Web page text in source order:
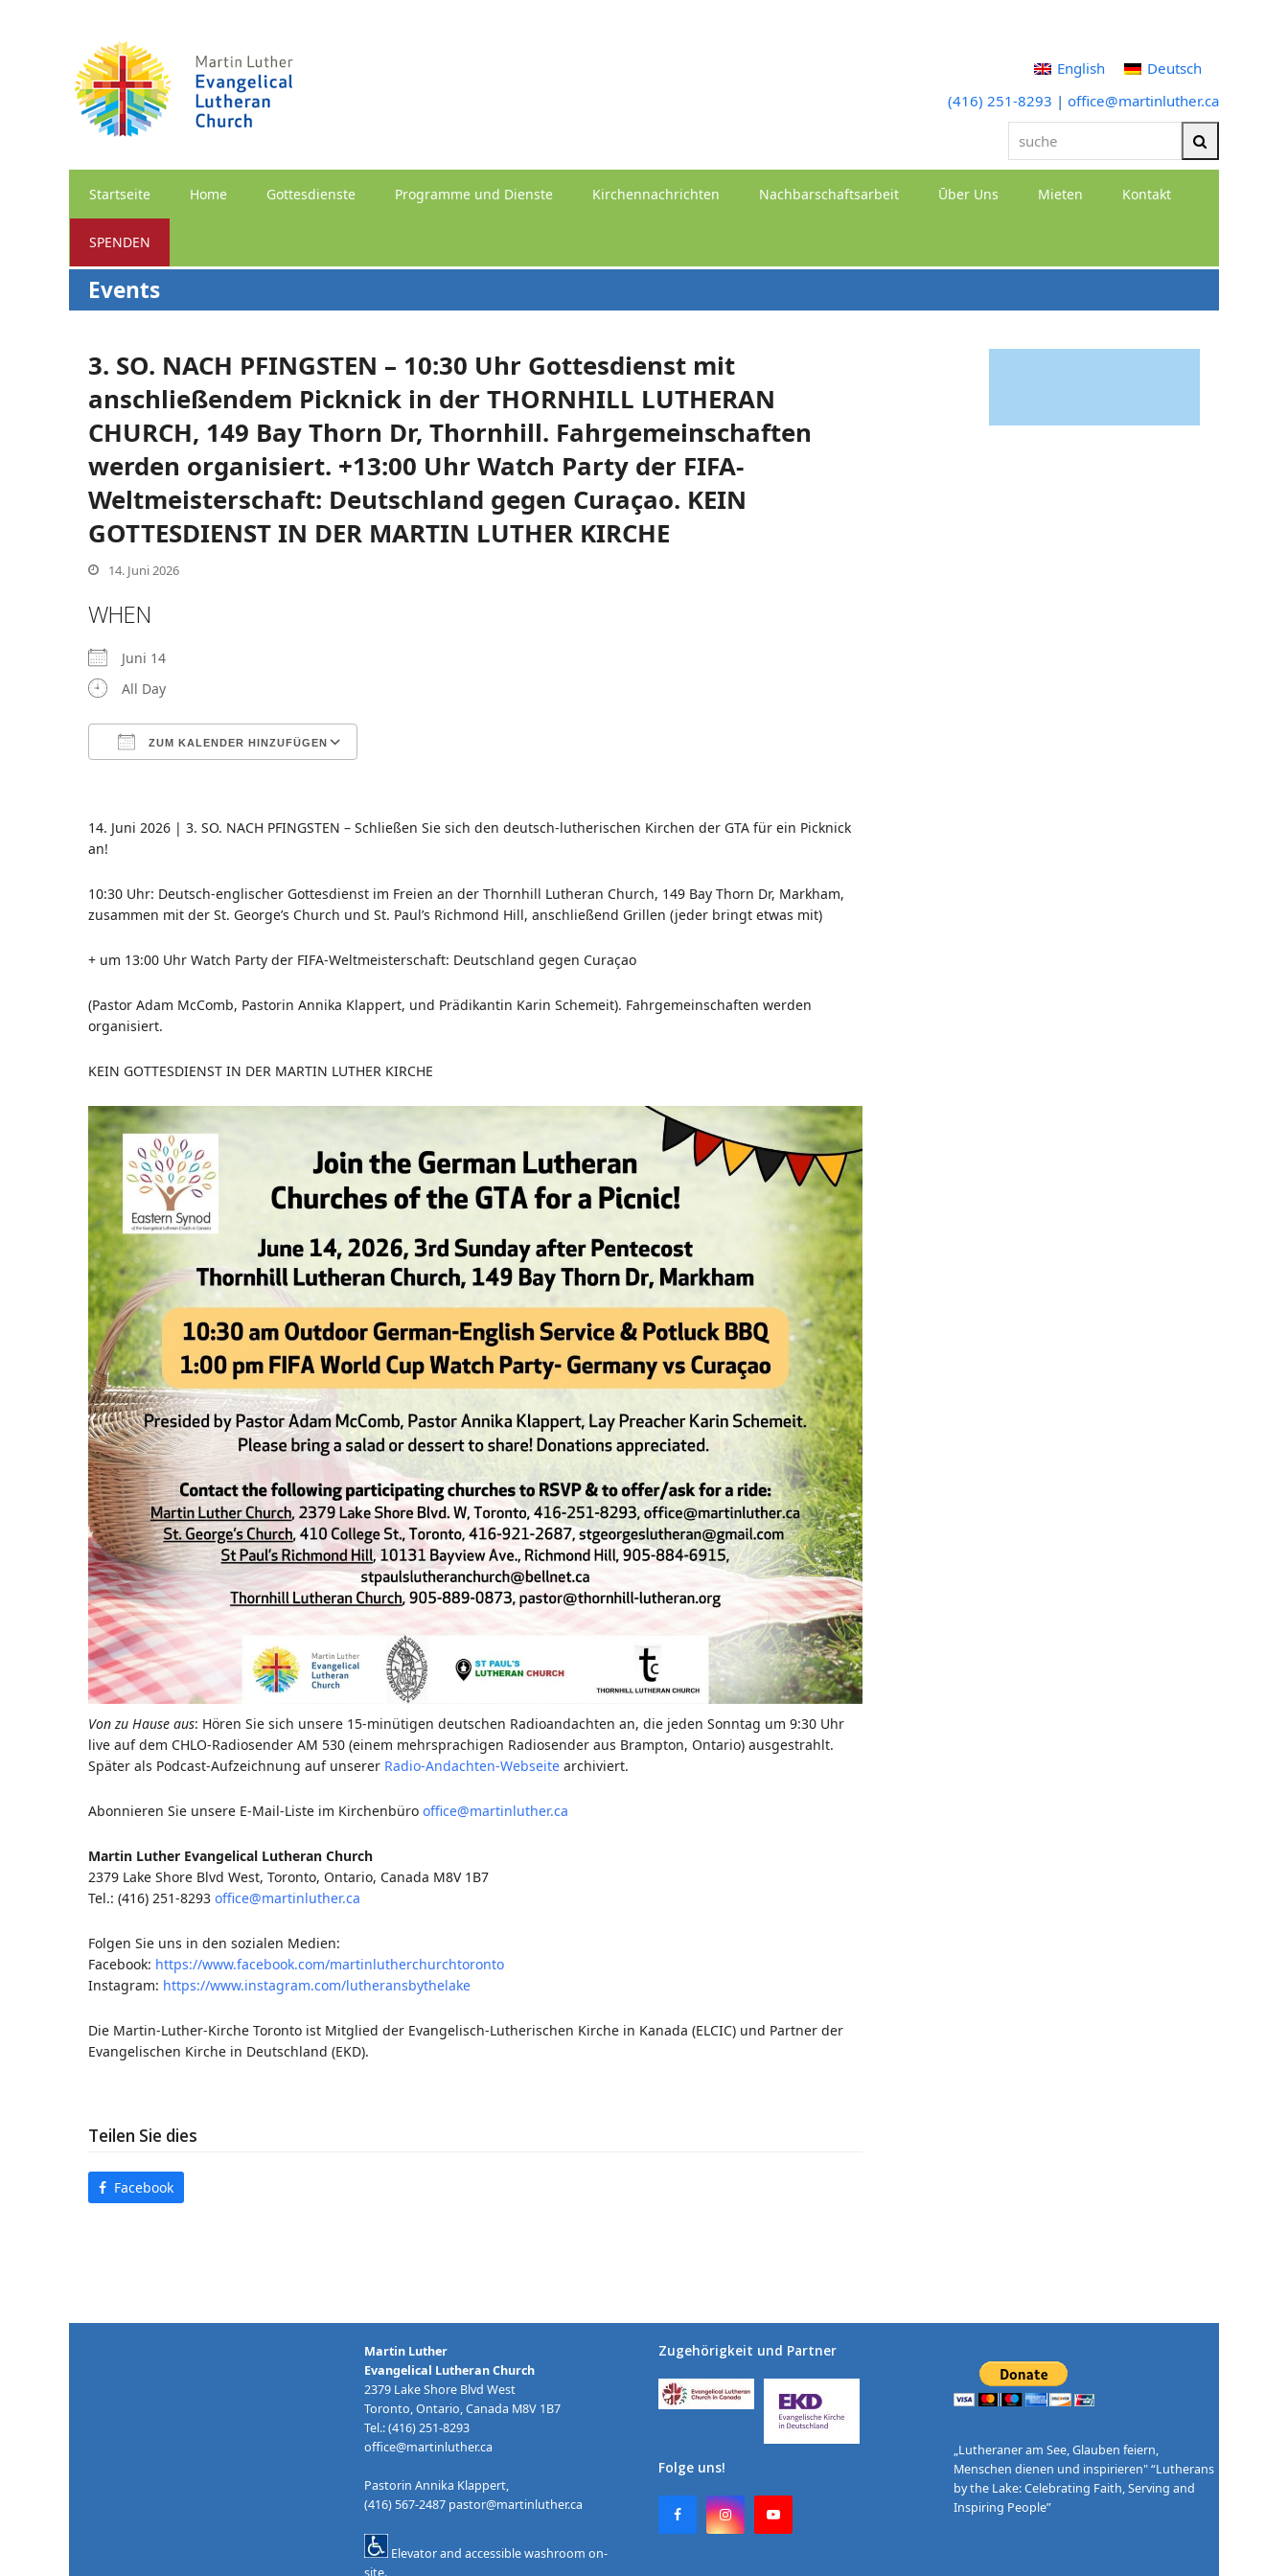
English
Deutsch
(416) 251-8293 | office@martinluther.ca
suche
Startseite Home Gottesdienste Programme und Dienste Kirchennachrichten Nachbarschaftsarbeit Ūber Uns Mieten Kontakt
SPENDEN
Events
3. SO. NACH PFINGSTEN – 10:30 Uhr Gottesdienst mit
anschließendem Picknick in der THORNHILL LUTHERAN
CHURCH, 149 Bay Thorn Dr, Thornhill. Fahrgemeinschaften
werden organisiert. +13:00 Uhr Watch Party der FIFA-
Weltmeisterschaft: Deutschland gegen Curaçao. KEIN
GOTTESDIENST IN DER MARTIN LUTHER KIRCHE
14. Juni 2026
WHEN
Juni 14
All Day
ZUM KALENDER HINZUFÜGEN
14. Juni 2026 | 3. SO. NACH PFINGSTEN – Schließen Sie sich den deutsch-lutherischen Kirchen der GTA für ein Picknick
an!
10:30 Uhr: Deutsch-englischer Gottesdienst im Freien an der Thornhill Lutheran Church, 149 Bay Thorn Dr, Markham,
zusammen mit der St. George’s Church und St. Paul’s Richmond Hill, anschließend Grillen (jeder bringt etwas mit)
+ um 13:00 Uhr Watch Party der FIFA-Weltmeisterschaft: Deutschland gegen Curaçao
(Pastor Adam McComb, Pastorin Annika Klappert, und Prädikantin Karin Schemeit). Fahrgemeinschaften werden
organisiert.
KEIN GOTTESDIENST IN DER MARTIN LUTHER KIRCHE
Von zu Hause aus: Hören Sie sich unsere 15-minütigen deutschen Radioandachten an, die jeden Sonntag um 9:30 Uhr
live auf dem CHLO-Radiosender AM 530 (einem mehrsprachigen Radiosender aus Brampton, Ontario) ausgestrahlt.
Später als Podcast-Aufzeichnung auf unserer Radio-Andachten-Webseite archiviert.
Abonnieren Sie unsere E-Mail-Liste im Kirchenbüro office@martinluther.ca
Martin Luther Evangelical Lutheran Church
2379 Lake Shore Blvd West, Toronto, Ontario, Canada M8V 1B7
Tel.: (416) 251-8293 office@martinluther.ca
Folgen Sie uns in den sozialen Medien:
Facebook: https://www.facebook.com/martinlutherchurchtoronto
Instagram: https://www.instagram.com/lutheransbythelake
Die Martin-Luther-Kirche Toronto ist Mitglied der Evangelisch-Lutherischen Kirche in Kanada (ELCIC) und Partner der
Evangelischen Kirche in Deutschland (EKD).
Teilen Sie dies
Facebook
Martin Luther
Evangelical Lutheran Church
2379 Lake Shore Blvd West
Toronto, Ontario, Canada M8V 1B7
Tel.: (416) 251-8293
office@martinluther.ca
Pastorin Annika Klappert,
(416) 567-2487 pastor@martinluther.ca
Elevator and accessible washroom on-
site.
Zugehörigkeit und Partner
Folge uns!
F
a
I
n
Y
o
„Lutheraner am See, Glauben feiern,
Menschen dienen und inspirieren" “Lutherans
by the Lake: Celebrating Faith, Serving and
Inspiring People”